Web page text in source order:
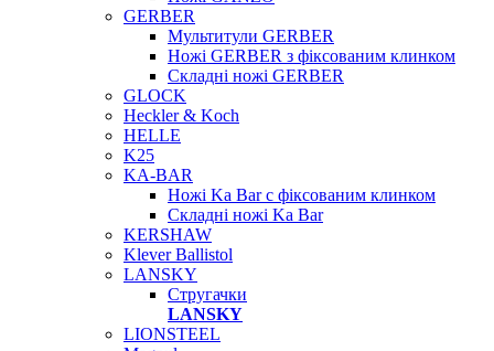
GERBER
Мультитули GERBER
Ножі GERBER з фіксованим клинком
Складні ножі GERBER
GLOCK
Heckler & Koch
HELLE
K25
KA-BAR
Ножі Ka Bar c фіксованим клинком
Складні ножі Ka Bar
KERSHAW
Klever Ballistol
LANSKY
Стругачки
LANSKY
LIONSTEEL